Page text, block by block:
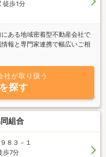
徒歩1分
ある地域密着型不動産会社で
報と専門家連携で幅広いご相
社が取り扱う
探す
組合
８３－１
歩7分